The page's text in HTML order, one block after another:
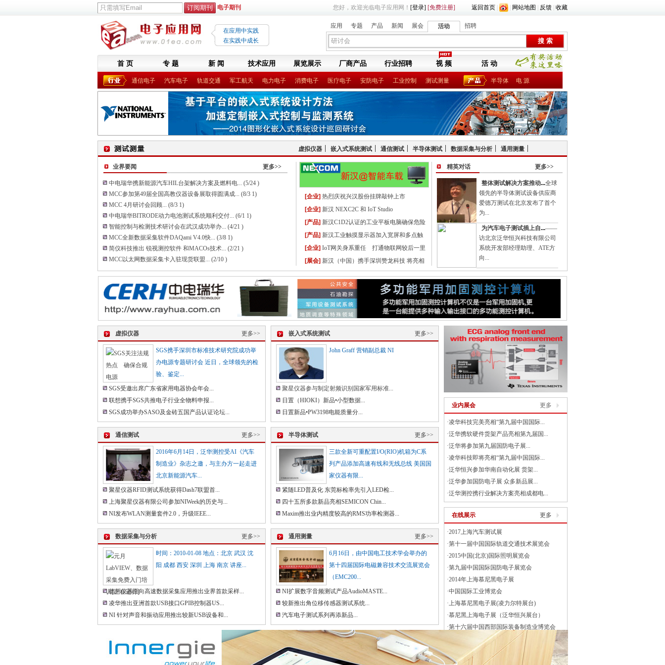
电子期刊 您好，欢迎光临电子应用网！ [登录] [免费注册] 返回首页 网站地图 反馈 收藏
在应用中实践
在实践中成长
应用 专题 产品 新闻 展会 活动 招聘
首 页 专 题 新 闻 技术应用 展览展示 厂商产品 行业招聘 视 频 活 动
通信电子 汽车电子 轨道交通 军工航天 电力电子 消费电子 医疗电子 安防电子 工业控制 测试测量 半导体 电 源
虚拟仪器 嵌入式系统测试 通信测试 半导体测试 数据采集与分析 通用测量
业界要闻 更多>>
中电瑞华携新能源汽车HIL台架解决方案及燃料电... (5/24 )
MCC参加第49届全国高教仪器设备展取得圆满成... (8/3 1)
MCC 4月研讨会回顾... (8/3 1)
中电瑞华BITRODE动力电池测试系统顺利交付... (6/1 1)
智能控制与检测技术研讨会在武汉成功举办... (4/21 )
MCC全新数据采集软件DAQami V4.0快... (3/8 1)
简仪科技推出 锐视测控软件 和MACOs技术... (2/21 )
MCC以太网数据采集卡入驻现货联盟... (2/10 )
[企业] 热烈庆祝兴汉股份挂牌敲钟上市
[企业] 新汉 NEXC2C 和 IoT Studio
[产品] 新汉C1D2认证的工业平板电脑确保危险
环境的安全运行
[产品] 新汉工业触摸显示器加入宽屏和多点触
摸功能组合
[企业] IoT网关身系重任 打通物联网较后一里
路
[展会] 新汉（中国）携手深圳赞龙科技 将亮相
精英对话 更多>>
整体测试解决方案推动...全球
领先的半导体测试设备供应商
爱德万测试在北京发布了首个
为...
为汽车电子测试插上自...——
访北京泛华恒兴科技有限公司
系统开发部经理助理、ATE方
向...
虚拟仪器 更多>>
SGS携手深圳市标准技术研究院成功举
办电源专题研讨会 近日，全球领先的检
验、鉴定...
SGS受邀出席广东省家用电器协会年会...
联想携手SGS共推电子行业全物料申报...
SGS成功举办SASO及金砖五国产品认证论坛...
嵌入式系统测试 更多>>
John Graff 营销副总裁 NI
聚星仪器参与制定射频识别国家军用标准...
日置（HIOKI）新品•小型数据...
日置新品•PW3198电能质量分...
通信测试 更多>>
2016年6月14日，泛华测控受AI《汽车
制造业》杂志之邀，与主办方一起走进
北京新能源汽车...
聚星仪器RFID测试系统获得Dash7联盟首...
上海聚星仪器有限公司参加NIWeek的历史与...
NI发布WLAN测量套件2.0，升级IEEE...
半导体测试 更多>>
三款全新可重配置I/O(RIO)机箱为C系
列产品添加高速有线和无线总线 美国国
家仪器有限...
紧随LED普及化 东莞标检率先引入LED检...
四十五所多款新品亮相SEMICON Chin...
Maxim推出业内精度较高的RMS功率检测器...
数据采集与分析 更多>>
时间：2010-01-08 地点：北京 武汉 沈
阳 成都 西安 深圳 上海 南京 讲座...
德州仪器面向高速数据采集应用推出业界首款采样...
凌华推出亚洲首款USB接口GPIB控制器US...
NI 针对声音和振动应用推出较新USB设备和...
通用测量 更多>>
6月16日，由中国电工技术学会举办的
第十四届国际电磁兼容技术交流展览会
（EMC200...
NI扩展数字音频测试产品AudioMASTE...
较新推出角位移传感器测试系统...
汽车电子测试系列再添新品...
业内展会 更多
·凌华科技完美亮相“第九届中国国际...
·泛华携软硬件货架产品亮相第九届国...
·泛华将参加第九届国防电子展...
·凌华科技即将亮相“第九届中国国际...
·泛华恒兴参加华南自动化展 货架...
·泛华参加国防电子展 众多新品展...
·泛华测控携行业解决方案亮相成都电...
在线展示 更多
·2017上海汽车测试展
·第十一届中国国际轨道交通技术展览会
·2015中国(北京)国际照明展览会
·第九届中国国际国防电子展览会
·2014年上海慕尼黑电子展
·中国国际工业博览会
·上海慕尼黑电子展(凌力尔特展台)
·慕尼黑上海电子展（泛华恒兴展台）
·第十六届中国西部国际装备制造业博览会